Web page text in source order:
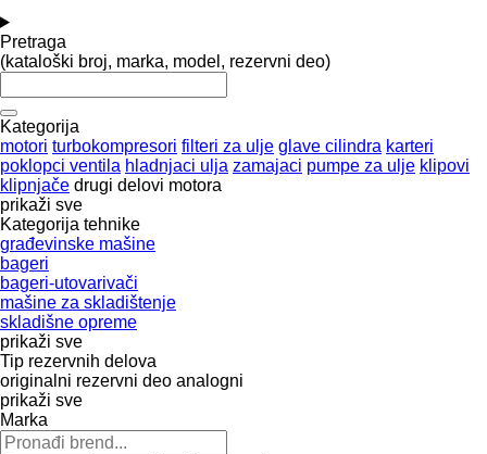
Pretraga
(kataloški broj, marka, model, rezervni deo)
Kategorija
motori turbokompresori filteri za ulje glave cilindra karteri
poklopci ventila hladnjaci ulja zamajaci pumpe za ulje klipovi
klipnjače drugi delovi motora
prikaži sve
Kategorija tehnike
građevinske mašine
bageri
bageri-utovarivači
mašine za skladištenje
skladišne opreme
prikaži sve
Tip rezervnih delova
originalni rezervni deo analogni
prikaži sve
Marka